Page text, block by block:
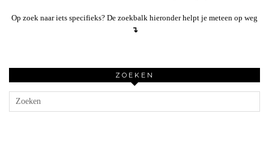
Op zoek naar iets specifieks? De zoekbalk hieronder helpt je meteen op weg
↴
ZOEKEN